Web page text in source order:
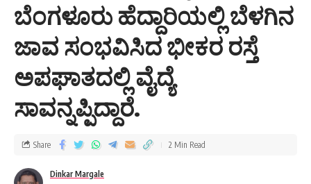
ಬೆಂಗಳೂರು ಹೆದ್ದಾರಿಯಲ್ಲಿ ಬೆಳಗಿನ
ಜಾವ ಸಂಭವಿಸಿದ ಭೀಕರ ರಸ್ತೆ
ಅಪಘಾತದಲ್ಲಿ ವೈದ್ಯೆ
ಸಾವನ್ನಪ್ಪಿದ್ದಾರೆ.
Dinkar Margale
Share 2 Min Read